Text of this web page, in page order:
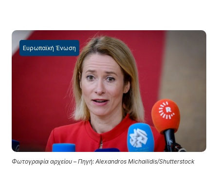
Φωτογραφία αρχείου – Πηγή: Alexandros Michailidis/Shutterstock
Ευρωπαϊκή Ένωση